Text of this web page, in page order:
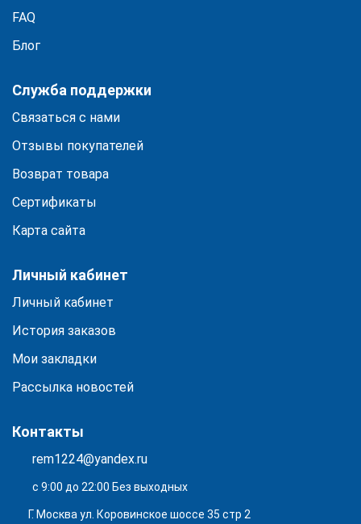
FAQ
Блог
Служба поддержки
Связаться с нами
Отзывы покупателей
Возврат товара
Сертификаты
Карта сайта
Личный кабинет
Личный кабинет
История заказов
Мои закладки
Рассылка новостей
Контакты
rem1224@yandex.ru
с 9:00 до 22:00 Без выходных
Г. Москва ул. Коровинское шоссе 35 стр 2